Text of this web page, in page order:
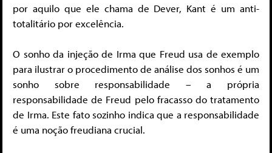
por aquilo que ele chama de Dever, Kant é um anti-
totalitário por excelência.
O sonho da injeção de Irma que Freud usa de exemplo
para ilustrar o procedimento de análise dos sonhos é um
sonho sobre responsabilidade – a própria
responsabilidade de Freud pelo fracasso do tratamento
de Irma. Este fato sozinho indica que a responsabilidade
é uma noção freudiana crucial.